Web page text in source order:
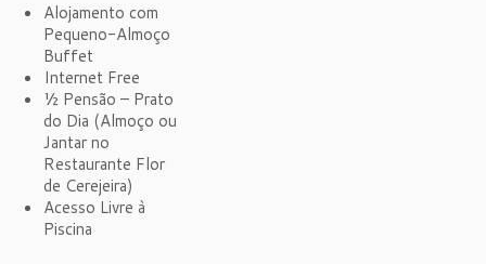
Alojamento com
Pequeno-Almoço
Buffet
Internet Free
½ Pensão – Prato
do Dia (Almoço ou
Jantar no
Restaurante Flor
de Cerejeira)
Acesso Livre à
Piscina